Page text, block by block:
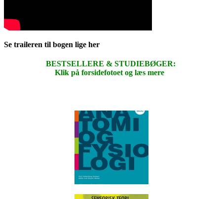
Se traileren til bogen lige her
BESTSELLERE & STUDIEBØGER:
Klik på forsidefotoet og læs mere